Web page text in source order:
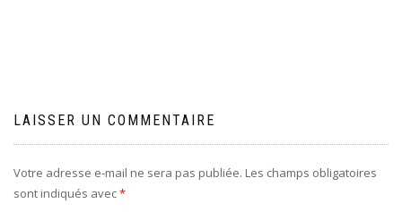
LAISSER UN COMMENTAIRE
Votre adresse e-mail ne sera pas publiée. Les champs obligatoires
sont indiqués avec*